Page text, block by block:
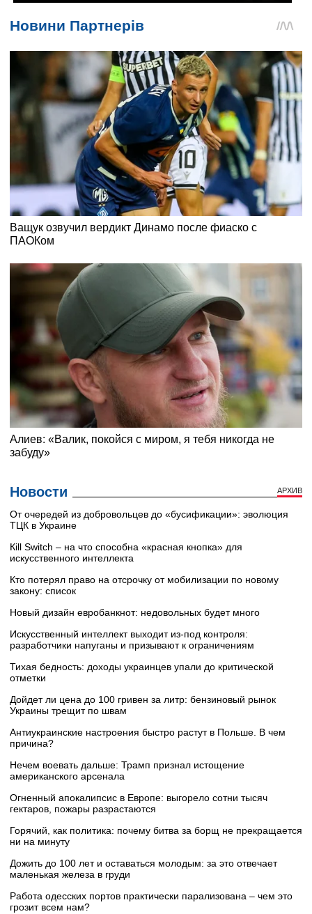
Новости АРХИВ
От очередей из добровольцев до «бусификации»: эволюция
ТЦК в Украине
Кill Switch – на что способна «красная кнопка» для
искусственного интеллекта
Кто потерял право на отсрочку от мобилизации по новому
закону: список
Новый дизайн евробанкнот: недовольных будет много
Искусственный интеллект выходит из-под контроля:
разработчики напуганы и призывают к ограничениям
Тихая бедность: доходы украинцев упали до критической
отметки
Дойдет ли цена до 100 гривен за литр: бензиновый рынок
Украины трещит по швам
Антиукраинские настроения быстро растут в Польше. В чем
причина?
Нечем воевать дальше: Трамп признал истощение
американского арсенала
Огненный апокалипсис в Европе: выгорело сотни тысяч
гектаров, пожары разрастаются
Горячий, как политика: почему битва за борщ не прекращается
ни на минуту
Дожить до 100 лет и оставаться молодым: за это отвечает
маленькая железа в груди
Работа одесских портов практически парализована – чем это
грозит всем нам?